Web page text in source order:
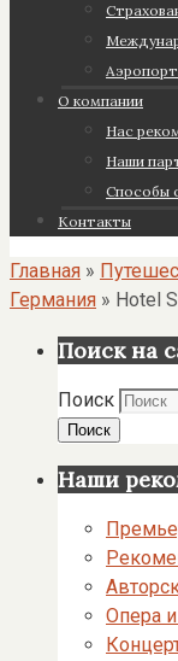
О компании
Нас
Наши
Cпособы
Контакты
Главная »
Германия » Hotel
Поиск на
Поиск
Поиск
Наши
Опера